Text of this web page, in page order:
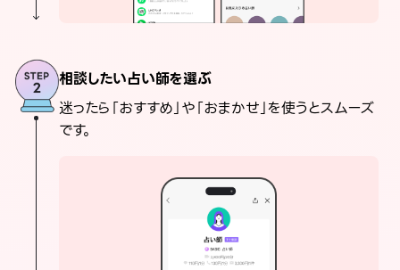
相談したい占い師を選ぶ
迷ったら「おすすめ」や「おまかせ」を使うとスムーズ
です。